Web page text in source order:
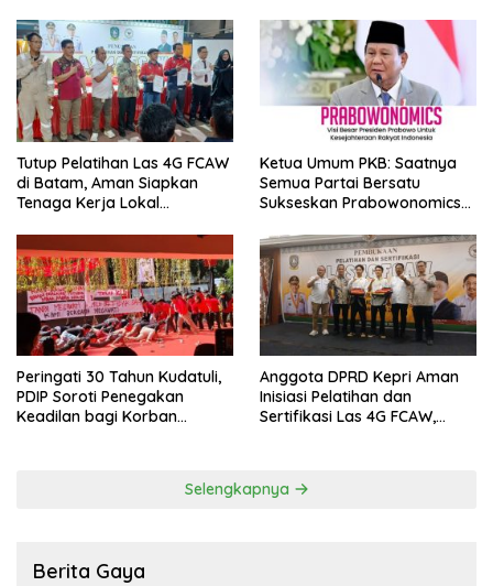
Tutup Pelatihan Las 4G FCAW
di Batam, Aman Siapkan
Tenaga Kerja Lokal
Ketua Umum PKB: Saatnya
Semua Partai Bersatu
Sukseskan Prabowonomics
Peringati 30 Tahun Kudatuli,
PDIP Soroti Penegakan
Keadilan bagi Korban
Anggota DPRD Kepri Aman
Inisiasi Pelatihan dan
Sertifikasi Las 4G FCAW,
Selengkapnya
Berita Gaya